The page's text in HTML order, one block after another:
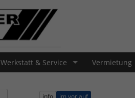
Werkstatt & Service Vermietung
info im vorlauf